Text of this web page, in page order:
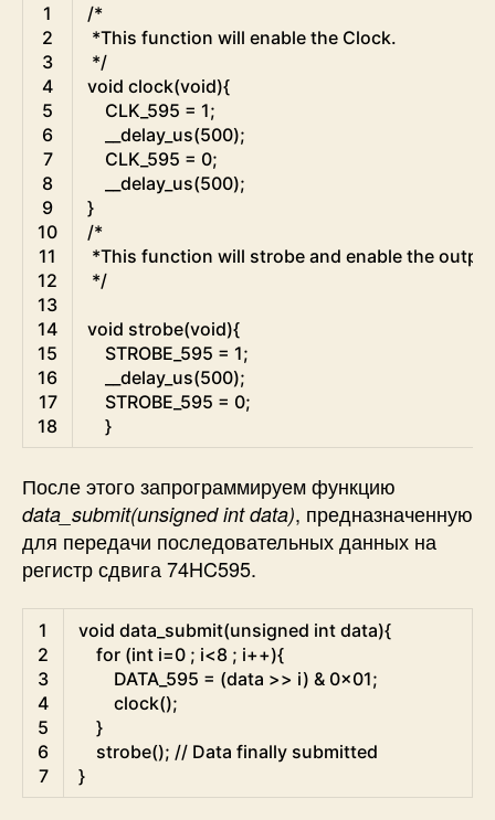
1
2
3
4
5
6
7
8
9
10
11
12
13
14
15
16
17
18
/*
*This function will enable the Clock.
*/
void clock(void){
CLK_595 = 1;
__delay_us(500);
CLK_595 = 0;
__delay_us(500);
}
/*
*This function will strobe and enable the
*/
void strobe(void){
STROBE_595 = 1;
__delay_us(500);
STROBE_595 = 0;
}
После этого запрограммируем функцию
data_submit(unsigned int data), предназначенную
для передачи последовательных данных на
регистр сдвига 74HC595.
1
2
3
4
5
6
7
void data_submit(unsigned int data){
for (int i=0 ; i<8 ; i++){
DATA_595 = (data >> i) & 0x01;
clock();
}
strobe(); // Data finally submitted
}